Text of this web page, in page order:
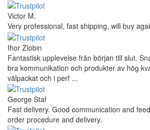
Victor M.
Very professional, fast shipping, will buy
Ihor Zlobin
Fantastisk upplevelse från början till slut.
bra kommunikation och produkter av hög
välpackat och i perf ...
George Staf
Fast delivery. Good communication and
order procedure and delivery.